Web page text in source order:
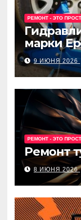
РЕМОНТ - ЭТО
марки
9 ИЮНЯ 2026
РЕМОНТ - ЭТО
Ремонт
8 ИЮНЯ 2026